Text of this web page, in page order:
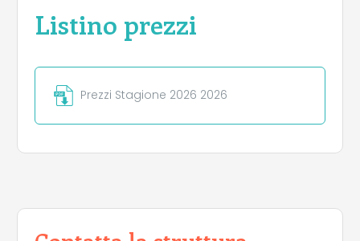
Listino prezzi
Prezzi Stagione 2026 2026